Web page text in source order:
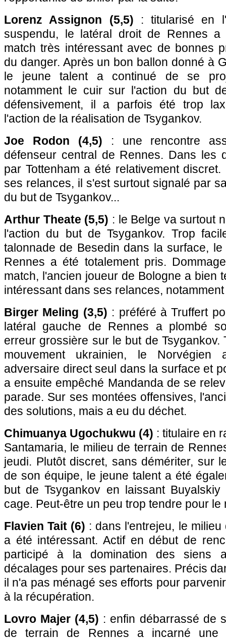
Lorenz Assignon (5,5) : titularisé en
suspendu, le latéral droit de Rennes
match très intéressant avec de bonnes
du danger. Après un bon ballon donné à
le jeune talent a continué de se
notamment le cuir sur l'action du but
défensivement, il a parfois été trop
l'action de la réalisation de Tsygankov.
Joe Rodon (4,5) : une rencontre
défenseur central de Rennes. Dans les
par Tottenham a été relativement
ses relances, il s'est surtout signalé par
du but de Tsygankov...
Arthur Theate (5,5) : le Belge va surtout
l'action du but de Tsygankov. Trop
talonnade de Besedin dans la surface,
Rennes a été totalement pris.
match, l'ancien joueur de Bologne a bien
intéressant dans ses relances,
Birger Meling (3,5) : préféré à Truffert
latéral gauche de Rennes a plombé
erreur grossière sur le but de Tsygankov.
mouvement ukrainien, le
adversaire direct seul dans la surface et
a ensuite empêché Mandanda de se
parade. Sur ses montées offensives,
des solutions, mais a eu du déchet.
Chimuanya Ugochukwu (4) : titulaire en
Santamaria, le milieu de terrain de
jeudi. Plutôt discret, sans démériter, sur
de son équipe, le jeune talent a été
but de Tsygankov en laissant
cage. Peut-être un peu trop tendre pour
Flavien Tait (6) : dans l'entrejeu, le
a été intéressant. Actif en début de
participé à la domination des siens
décalages pour ses partenaires. Précis
il n'a pas ménagé ses efforts pour
à la récupération.
Lovro Majer (4,5) : enfin débarrassé de
de terrain de Rennes a incarné une